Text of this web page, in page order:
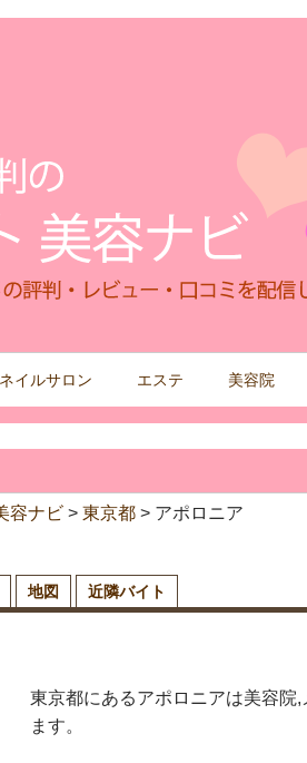
ネイルサロン エステ 美容院
容ナビ > 東京都 > アポロニア
地図 近隣バイト
東京都にあるアポロニアは美容院
ます。